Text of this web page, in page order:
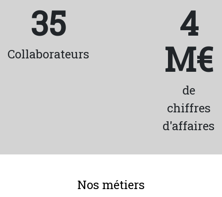
Castillon en chiffres
35
Collaborateurs
4
M€
de
chiffres
d'affaires
Nos métiers